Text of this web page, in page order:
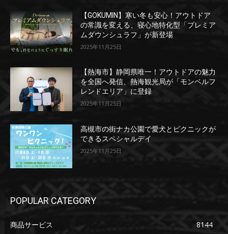
【GOKUMIN】寒い冬も安心！アウトドア
の常識を変える、寝心地特化型「プレミア
ムダウンシュラフ」が新登場
2025年11月25日
【熱海市】静岡県唯一！アウトドアの魅力
を全国へ発信、熱海観光局が「モンベルフ
レンドエリア」に登録
2025年11月25日
高槻市の街ナカ公園で愛犬とピクニックが
できるスペシャルデイ
2025年11月25日
POPULAR CATEGORY
商品サービス
8144